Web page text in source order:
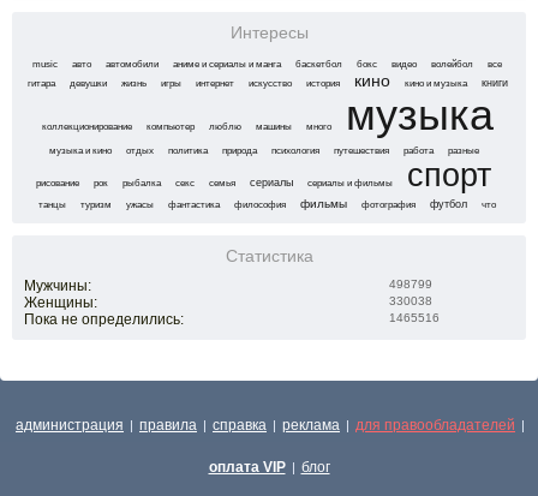
Интересы
music авто автомобили аниме и сериалы и манга баскетбол бокс видео волейбол
все
гитара
девушки жизнь игры интернет искусство история кино кино и музыка книги
коллекционирование компьютер люблю машины много музыка
музыка и кино отдых политика природа психология путешествия работа разные
рисование рок рыбалка секс семья сериалы сериалы и фильмы спорт
танцы туризм ужасы фантастика философия фильмы фотография футбол что
Статистика
Мужчины: 498799
Женщины: 330038
Пока не определились: 1465516
администрация | правила | справка | реклама | для правообладателей |
оплата VIP | блог